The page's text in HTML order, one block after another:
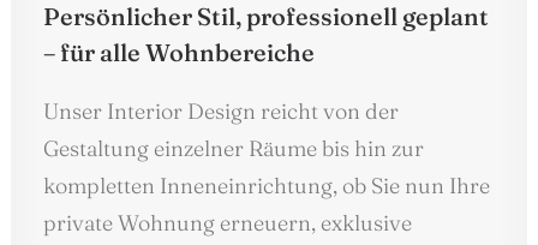
Persönlicher Stil, professionell geplant
– für alle Wohnbereiche
Unser Interior Design reicht von der
Gestaltung einzelner Räume bis hin zur
kompletten Inneneinrichtung, ob Sie nun Ihre
private Wohnung erneuern, exklusive